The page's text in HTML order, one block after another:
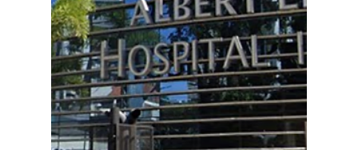
ofereça cobertura ampla dentro e fora do
Brasil, um seguro saúde global pode ser a
melhor solução. Com atendimento em
hospitais renomados, reembolso para
consultas e exames e assistência em
emergências globais, esse tipo de cobertura
está cada vez mais presente entre
executivos, expatriados, investidores e quem